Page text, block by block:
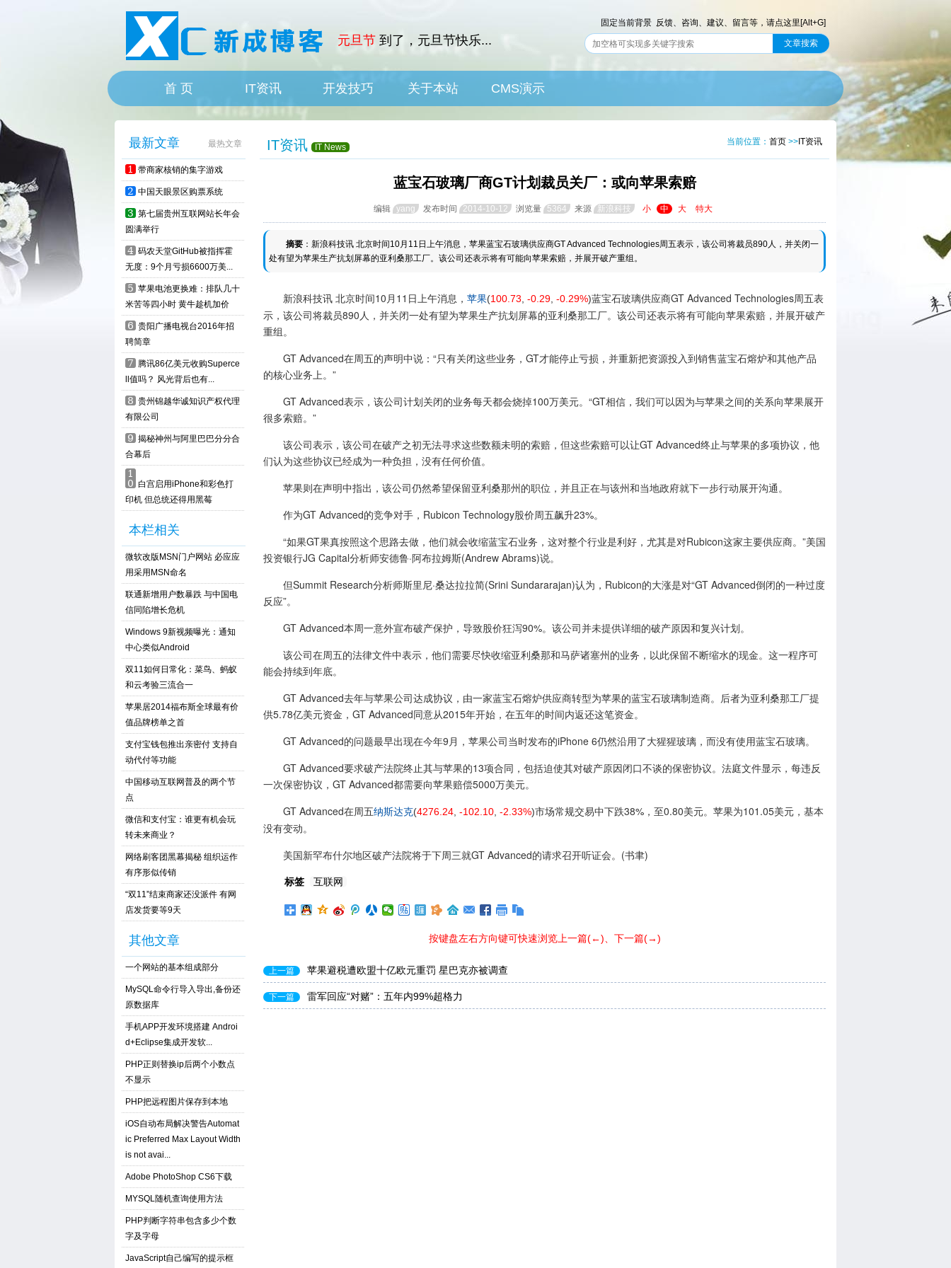
元旦节 到了，元旦节快乐...
固定当前背景 反馈、咨询、建议、留言等，请点这里[Alt+G]
首 页 HOME
IT资讯 IT News
开发技巧 Skill
关于本站 About
CMS演示
最新文章 最热文章
1 带商家核销的集字游戏
2 中国天眼景区购票系统
3 第七届贵州互联网站长年会
圆满举行
4 码农天堂GitHub被指挥霍
无度：9个月亏损6600万美...
5 苹果电池更换难：排队几十
米苦等四小时 黄牛趁机加价
6 贵阳广播电视台2016年招
聘简章
7 腾讯86亿美元收购Superce
ll值吗？ 风光背后也有...
8 贵州锦越华诚知识产权代理
有限公司
9 揭秘神州与阿里巴巴分分合
合幕后
1
0 白宫启用iPhone和彩色打
印机 但总统还得用黑莓
本栏相关
微软改版MSN门户网站 必应应
用采用MSN命名
联通新增用户数暴跌 与中国电
信同陷增长危机
Windows 9新视频曝光：通知
中心类似Android
双11如何日常化：菜鸟、蚂蚁
和云考验三流合一
苹果居2014福布斯全球最有价
值品牌榜单之首
支付宝钱包推出亲密付 支持自
动代付等功能
中国移动互联网普及的两个节
点
微信和支付宝：谁更有机会玩
转未来商业？
网络刷客团黑幕揭秘 组织运作
有序形似传销
“双11”结束商家还没派件 有网
店发货要等9天
其他文章
一个网站的基本组成部分
MySQL命令行导入导出,备份还
原数据库
手机APP开发环境搭建 Androi
d+Eclipse集成开发软...
PHP正则替换ip后两个小数点
不显示
PHP把远程图片保存到本地
iOS自动布局解决警告Automat
ic Preferred Max Layout Width
is not avai...
Adobe PhotoShop CS6下载
MYSQL随机查询使用方法
PHP判断字符串包含多少个数
字及字母
JavaScript自己编写的提示框
IT资讯 IT News
当前位置： 首页 >> IT资讯
蓝宝石玻璃厂商GT计划裁员关厂：或向苹果索赔
编辑 yang 发布时间 2014-10-12 浏览量 5364 来源 新浪科技 小 中 大 特大
摘要 ：新浪科技讯 北京时间10月11日上午消息，苹果蓝宝石玻璃供应商GT Advanced Technologies周五表示，该公司将裁员890人，并关闭一
处有望为苹果生产抗划屏幕的亚利桑那工厂。该公司还表示将有可能向苹果索赔，并展开破产重组。
新浪科技讯 北京时间10月11日上午消息， 苹果(100.73 -0.29 -0.29%)蓝宝石玻璃供应商GT Advanced Technologies周五表
示，该公司将裁员890人，并关闭一处有望为苹果生产抗划屏幕的亚利桑那工厂。该公司还表示将有可能向苹果索赔，并展开破产
重组。
GT Advanced在周五的声明中说：“只有关闭这些业务，GT才能停止亏损，并重新把资源投入到销售蓝宝石熔炉和其他产品
的核心业务上。”
GT Advanced表示，该公司计划关闭的业务每天都会烧掉100万美元。“GT相信，我们可以因为与苹果之间的关系向苹果展开
很多索赔。”
该公司表示，该公司在破产之初无法寻求这些数额未明的索赔，但这些索赔可以让GT Advanced终止与苹果的多项协议，他
们认为这些协议已经成为一种负担，没有任何价值。
苹果则在声明中指出，该公司仍然希望保留亚利桑那州的职位，并且正在与该州和当地政府就下一步行动展开沟通。
作为GT Advanced的竞争对手，Rubicon Technology股价周五飙升23%。
“如果GT果真按照这个思路去做，他们就会收缩蓝宝石业务，这对整个行业是利好，尤其是对Rubicon这家主要供应商。”美国
投资银行JG Capital分析师安德鲁·阿布拉姆斯(Andrew Abrams)说。
但Summit Research分析师斯里尼·桑达拉拉简(Srini Sundararajan)认为，Rubicon的大涨是对“GT Advanced倒闭的一种过度
反应”。
GT Advanced本周一意外宣布破产保护，导致股价狂泻90%。该公司并未提供详细的破产原因和复兴计划。
该公司在周五的法律文件中表示，他们需要尽快收缩亚利桑那和马萨诸塞州的业务，以此保留不断缩水的现金。这一程序可
能会持续到年底。
GT Advanced去年与苹果公司达成协议，由一家蓝宝石熔炉供应商转型为苹果的蓝宝石玻璃制造商。后者为亚利桑那工厂提
供5.78亿美元资金，GT Advanced同意从2015年开始，在五年的时间内返还这笔资金。
GT Advanced的问题最早出现在今年9月，苹果公司当时发布的iPhone 6仍然沿用了大猩猩玻璃，而没有使用蓝宝石玻璃。
GT Advanced要求破产法院终止其与苹果的13项合同，包括迫使其对破产原因闭口不谈的保密协议。法庭文件显示，每违反
一次保密协议，GT Advanced都需要向苹果赔偿5000万美元。
GT Advanced在周五纳斯达克(4276.24 -102.10 -2.33%)市场常规交易中下跌38%，至0.80美元。苹果为101.05美元，基本
没有变动。
美国新罕布什尔地区破产法院将于下周三就GT Advanced的请求召开听证会。(书聿)
标签 互联网
按键盘左右方向键可快速浏览上一篇(←)、下一篇(→)
上一篇 苹果避税遭欧盟十亿欧元重罚 星巴克亦被调查
下一篇 雷军回应“对赌”：五年内99%超格力